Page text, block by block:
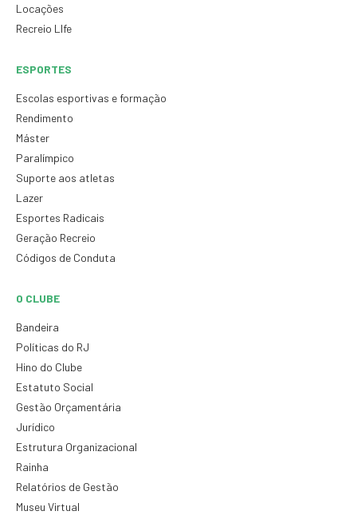
Locações
Recreio LIfe
ESPORTES
Escolas esportivas e formação
Rendimento
Máster
Paralímpico
Suporte aos atletas
Lazer
Esportes Radicais
Geração Recreio
Códigos de Conduta
O CLUBE
Bandeira
Políticas do RJ
Hino do Clube
Estatuto Social
Gestão Orçamentária
Jurídico
Estrutura Organizacional
Rainha
Relatórios de Gestão
Museu Virtual